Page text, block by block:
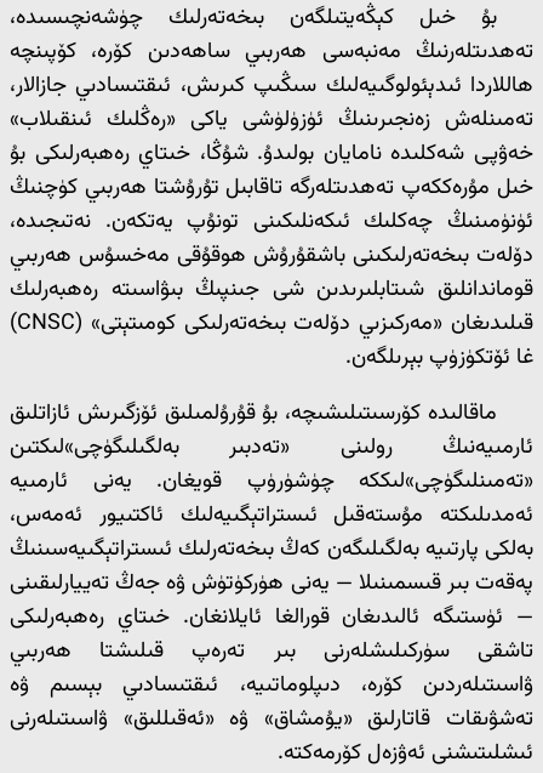
بۇ خىل كېڭەيتىلگەن بىخەتەرلىك چۈشەنچىسىدە،
تەھدىتلەرنىڭ مەنبەسى ھەربىي ساھەدىن كۆرە، كۆپىنچە
ھاللاردا ئىدېئولوگىيەلىك سىڭىپ كىرىش، ئىقتىسادىي جازالار،
تەمىنلەش زەنجىرىنىڭ ئۈزۈلۈشى ياكى «رەڭلىك ئىنقىلاب»
خەۋپى شەكلىدە نامايان بولىدۇ. شۇڭا، خىتاي رەھبەرلىكى بۇ
خىل مۇرەككەپ تەھدىتلەرگە تاقابىل تۇرۇشتا ھەربىي كۈچنىڭ
ئۈنۈمىنىڭ چەكلىك ئىكەنلىكىنى تونۇپ يەتكەن. نەتىجىدە،
دۆلەت بىخەتەرلىكىنى باشقۇرۇش ھوقۇقى مەخسۇس ھەربىي
قوماندانلىق شىتابلىرىدىن شى جىنپىڭ بىۋاسىتە رەھبەرلىك
قىلىدىغان «مەركىزىي دۆلەت بىخەتەرلىكى كومىتېتى» (CNSC)
غا ئۆتكۈزۈپ بېرىلگەن.
ماقالىدە كۆرسىتىلىشىچە، بۇ قۇرۇلمىلىق ئۆزگىرىش ئازاتلىق
ئارمىيەنىڭ رولىنى «تەدبىر بەلگىلىگۈچى»لىكتىن
«تەمىنلىگۈچى»لىككە چۈشۈرۈپ قويغان. يەنى ئارمىيە
ئەمدىلىكتە مۇستەقىل ئىستراتېگىيەلىك ئاكتىيور ئەمەس،
بەلكى پارتىيە بەلگىلىگەن كەڭ بىخەتەرلىك ئىستراتېگىيەسىنىڭ
پەقەت بىر قىسمىنىلا — يەنى ھۈركۈتۈش ۋە جەڭ تەييارلىقىنى
— ئۈستىگە ئالىدىغان قورالغا ئايلانغان. خىتاي رەھبەرلىكى
تاشقى سۈركىلىشلەرنى بىر تەرەپ قىلىشتا ھەربىي
ۋاسىتىلەردىن كۆرە، دىپلوماتىيە، ئىقتىسادىي بېسىم ۋە
تەشۋىقات قاتارلىق «يۇمشاق» ۋە «ئەقىللىق» ۋاسىتىلەرنى
ئىشلىتىشنى ئەۋزەل كۆرمەكتە.